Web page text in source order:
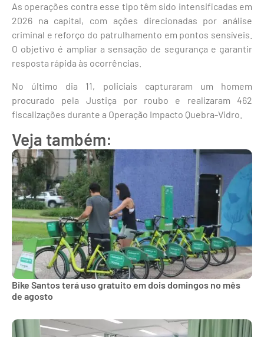
As operações contra esse tipo têm sido intensificadas em
2026 na capital, com ações direcionadas por análise
criminal e reforço do patrulhamento em pontos sensíveis.
O objetivo é ampliar a sensação de segurança e garantir
resposta rápida às ocorrências.
No último dia 11, policiais capturaram um homem
procurado pela Justiça por roubo e realizaram 462
fiscalizações durante a Operação Impacto Quebra-Vidro.
Veja também:
Bike Santos terá uso gratuito em dois domingos no mês
de agosto